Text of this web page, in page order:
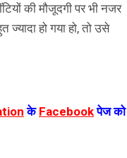
की मौजूदगी पर भी नजर
हो गया हो, तो उसे
के Facebookपेज को